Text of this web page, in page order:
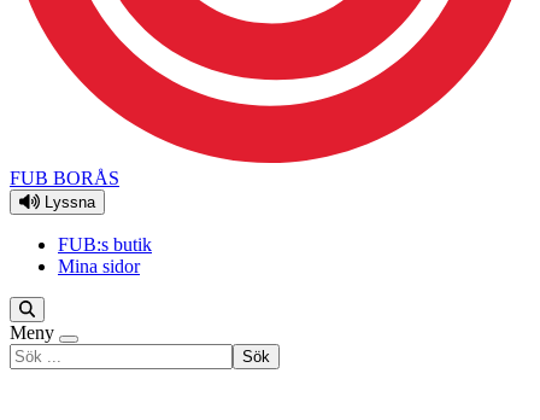
FUB BORÅS
Lyssna
FUB:s butik
Mina sidor
Meny
Sök
efter